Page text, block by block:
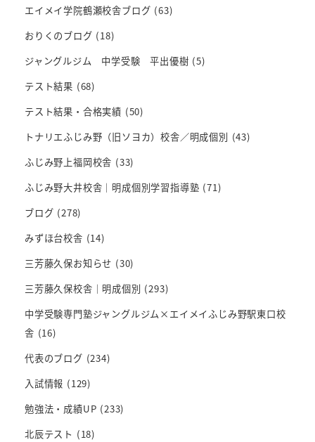
エイメイ学院鶴瀬校舎ブログ (63)
おりくのブログ (18)
ジャングルジム 中学受験 平出優樹 (5)
テスト結果 (68)
テスト結果・合格実績 (50)
トナリエふじみ野（旧ソヨカ）校舎／明成個別 (43)
ふじみ野上福岡校舎 (33)
ふじみ野大井校舎｜明成個別学習指導塾 (71)
ブログ (278)
みずほ台校舎 (14)
三芳藤久保お知らせ (30)
三芳藤久保校舎｜明成個別 (293)
中学受験専門塾ジャングルジム×エイメイふじみ野駅東口校
舎 (16)
代表のブログ (234)
入試情報 (129)
勉強法・成績UP (233)
北辰テスト (18)